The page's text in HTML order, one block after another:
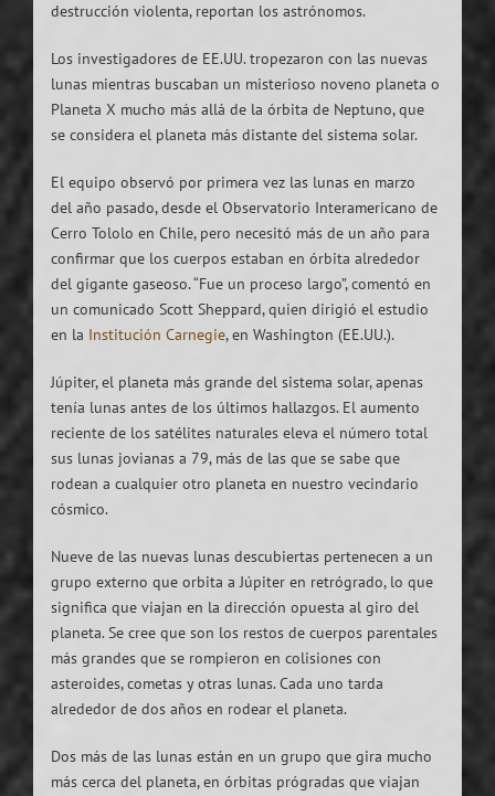
destrucción violenta, reportan los astrónomos.
Los investigadores de EE.UU. tropezaron con las nuevas
lunas mientras buscaban un misterioso noveno planeta o
Planeta X mucho más allá de la órbita de Neptuno, que
se considera el planeta más distante del sistema solar.
El equipo observó por primera vez las lunas en marzo
del año pasado, desde el Observatorio Interamericano de
Cerro Tololo en Chile, pero necesitó más de un año para
confirmar que los cuerpos estaban en órbita alrededor
del gigante gaseoso. “Fue un proceso largo”, comentó en
un comunicado Scott Sheppard, quien dirigió el estudio
en la Institución Carnegie, en Washington (EE.UU.).
Júpiter, el planeta más grande del sistema solar, apenas
tenía lunas antes de los últimos hallazgos. El aumento
reciente de los satélites naturales eleva el número total
sus lunas jovianas a 79, más de las que se sabe que
rodean a cualquier otro planeta en nuestro vecindario
cósmico.
Nueve de las nuevas lunas descubiertas pertenecen a un
grupo externo que orbita a Júpiter en retrógrado, lo que
significa que viajan en la dirección opuesta al giro del
planeta. Se cree que son los restos de cuerpos parentales
más grandes que se rompieron en colisiones con
asteroides, cometas y otras lunas. Cada uno tarda
alrededor de dos años en rodear el planeta.
Dos más de las lunas están en un grupo que gira mucho
más cerca del planeta, en órbitas prógradas que viajan